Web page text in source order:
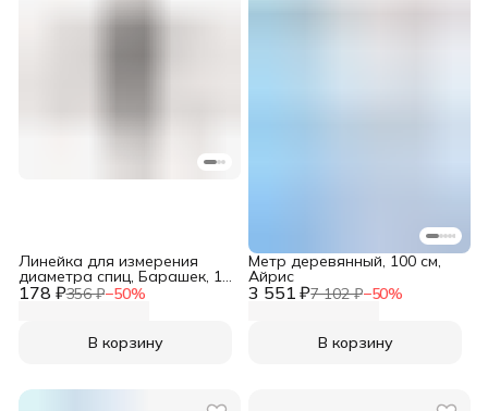
178 ₽356 ₽−50%
Линейка для измерения
диаметра спиц, Барашек, 1
шт, Айрис
В корзину
3 551 ₽7 102 ₽−50%
Метр деревянный, 100 см,
Айрис
В корзину